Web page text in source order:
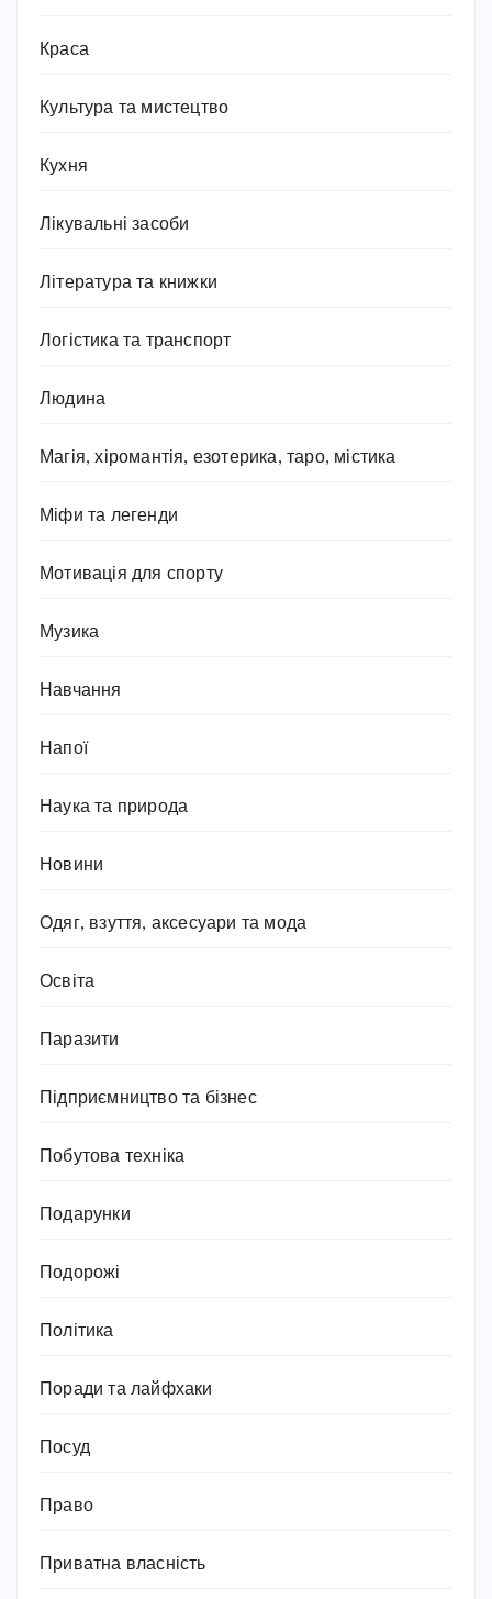
Краса
Культура та мистецтво
Кухня
Лікувальні засоби
Література та книжки
Логістика та транспорт
Людина
Магія, хіромантія, езотерика, таро, містика
Міфи та легенди
Мотивація для спорту
Музика
Навчання
Напої
Наука та природа
Новини
Одяг, взуття, аксесуари та мода
Освіта
Паразити
Підприємництво та бізнес
Побутова техніка
Подарунки
Подорожі
Політика
Поради та лайфхаки
Посуд
Право
Приватна власність